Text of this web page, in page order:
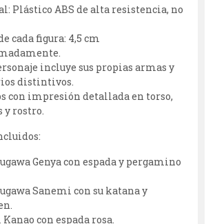
Plástico ABS de alta resistencia, no
cada figura: 4,5 cm
incluye sus propias armas y
distintivos.
con impresión detallada en torso,
y rostro.
Genya con espada y pergamino
Sanemi con su katana y
con espada rosa.